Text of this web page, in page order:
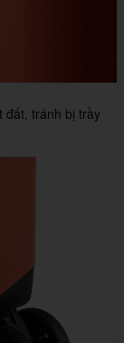
đất, tránh bị trầy